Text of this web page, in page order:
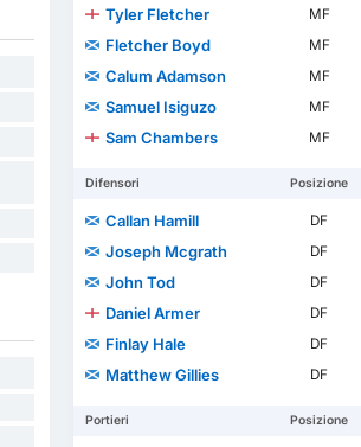
Tyler Fletcher
MF
Fletcher Boyd
MF
Calum Adamson
MF
Samuel Isiguzo
MF
Sam Chambers
MF
Difensori Posizione
Callan Hamill DF
Joseph Mcgrath
DF
John Tod
DF
Daniel Armer
DF
Finlay Hale
DF
Matthew Gillies
DF
Portieri Posizione